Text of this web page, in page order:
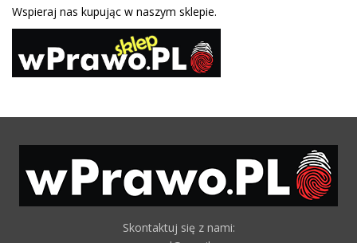
Wspieraj nas kupując w naszym sklepie.
Skontaktuj się z nami: